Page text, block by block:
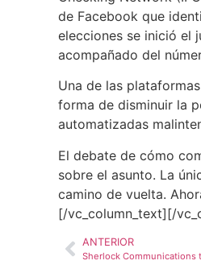
de Facebook que
elecciones se inició el
acompañado del
Una de las
forma de disminuir la
automatizadas
El debate de cómo
sobre el asunto. La
camino de vuelta.
[/vc_column_text][/
ANTERIOR
Sherlock Communications